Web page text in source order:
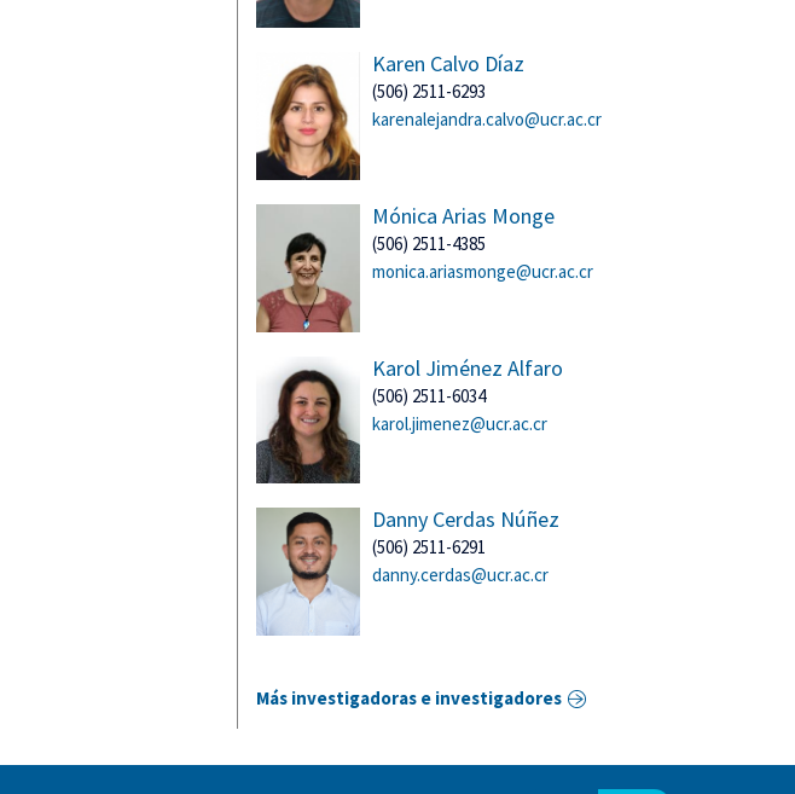
Karen Calvo Díaz
(506) 2511-6293
karenalejandra.calvo@ucr.ac.cr
Mónica Arias Monge
(506) 2511-4385
monica.ariasmonge@ucr.ac.cr
Karol Jiménez Alfaro
(506) 2511-6034
karol.jimenez@ucr.ac.cr
Danny Cerdas Núñez
(506) 2511-6291
danny.cerdas@ucr.ac.cr
Más investigadoras e investigadores